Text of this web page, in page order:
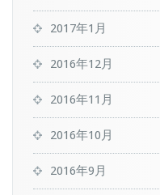
2017年1月
2016年12月
2016年11月
2016年10月
2016年9月